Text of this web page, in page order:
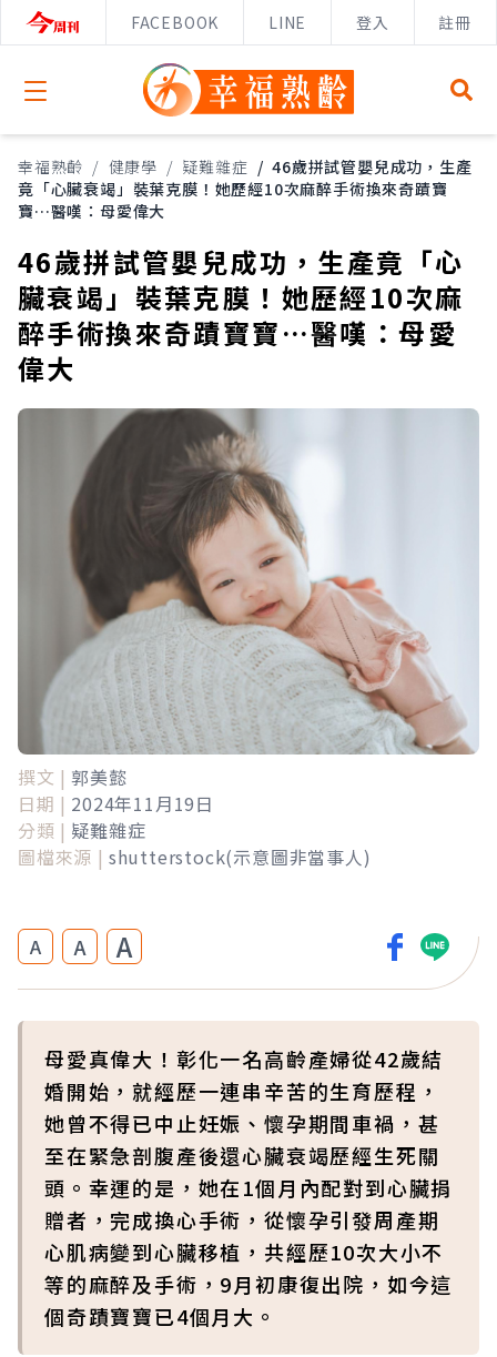
FACEBOOK LINE 登入 註冊
Open menu
幸福熟齡 / 健康學 / 疑難雜症 / 46歲拼試管嬰兒成功，生產
竟「心臟衰竭」裝葉克膜！她歷經10次麻醉手術換來奇蹟寶
寶…醫嘆：母愛偉大
46歲拼試管嬰兒成功，生產竟「心
臟衰竭」裝葉克膜！她歷經10次麻
醉手術換來奇蹟寶寶…醫嘆：母愛
偉大
撰文 | 郭美懿
日期 | 2024年11月19日
分類 | 疑難雜症
圖檔來源 | shutterstock(示意圖非當事人)
A A A
母愛真偉大！彰化一名高齡產婦從42歲結
婚開始，就經歷一連串辛苦的生育歷程，
她曾不得已中止妊娠、懷孕期間車禍，甚
至在緊急剖腹產後還心臟衰竭歷經生死關
頭。幸運的是，她在1個月內配對到心臟捐
贈者，完成換心手術，從懷孕引發周產期
心肌病變到心臟移植，共經歷10次大小不
等的麻醉及手術，9月初康復出院，如今這
個奇蹟寶寶已4個月大。